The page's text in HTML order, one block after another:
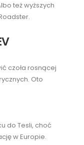
też wyższych
czoła rosnącej
Oto
do Tesli, choć
w Europie.